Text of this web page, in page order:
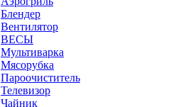
Блендер
Вентилятор
ВЕСЫ
Мультиварка
Мясорубка
Пароочиститель
Телевизор
Чайник